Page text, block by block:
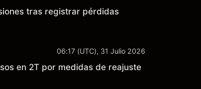
tras registrar pérdidas
06:17 (UTC), 31 Julio 2026
en 2T por medidas de reajuste